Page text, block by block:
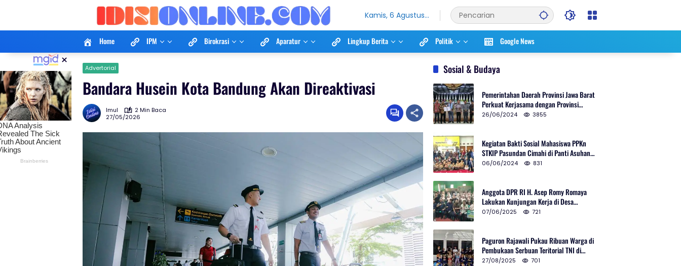
Kamis, 6 Agustus
Home IPM Birokrasi Aparatur Lingkup Berita Politik Google News
× Advertorial
Bandara Husein Kota Bandung Akan Direaktivasi
Imul
2 Min Baca
27/05/2026
Sosial & Budaya
Pemerintahan Daerah Provinsi Jawa Barat
Perkuat Kerjasama dengan Provinsi
Chungcheongnam Do Korea Selatan
26/06/2024 3855
Kegiatan Bakti Sosial Mahasiswa PPKn
STKIP Pasundan Cimahi di Panti Asuhan
Ulul Azmi Kota Cimahi
06/06/2024 831
Anggota DPR RI H. Asep Romy Romaya
Lakukan Kunjungan Kerja di Desa
Patrolsari
07/06/2025 721
Paguron Rajawali Pukau Ribuan Warga di
Pembukaan Serbuan Teritorial TNI di
Cibatu
27/08/2025 701